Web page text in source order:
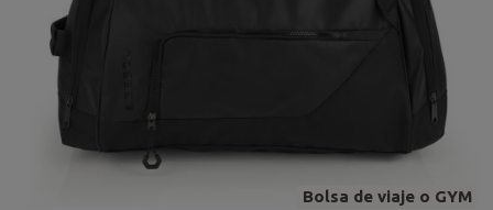
Bolsa de viaje o GYM